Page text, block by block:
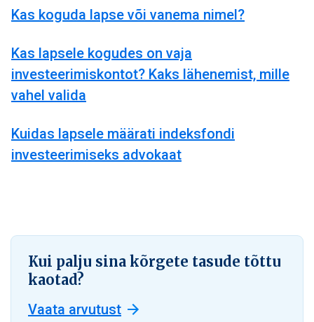
Kas koguda lapse või vanema nimel?
Kas lapsele kogudes on vaja
investeerimiskontot? Kaks lähenemist, mille
vahel valida
Kuidas lapsele määrati indeksfondi
investeerimiseks advokaat
Kui palju sina kõrgete tasude tõttu
kaotad?
Vaata arvutust